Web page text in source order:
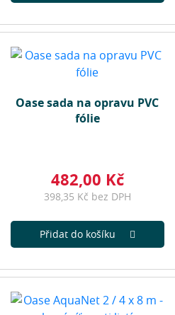
Oase sada na opravu PVC
fólie
482,00 Kč
398,35 Kč bez DPH
Přidat do košíku